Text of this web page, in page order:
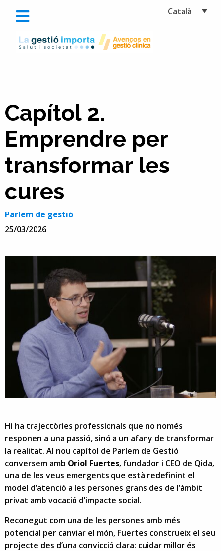
Català
Capítol 2.
Emprendre per
transformar les
cures
Parlem de gestió
25/03/2026
Hi ha trajectòries professionals que no només
responen a una passió, sinó a un afany de transformar
la realitat. Al nou capítol de Parlem de Gestió
conversem amb Oriol Fuertes, fundador i CEO de Qida,
una de les veus emergents que està redefinint el
model d’atenció a les persones grans des de l’àmbit
privat amb vocació d’impacte social.
Reconegut com una de les persones amb més
potencial per canviar el món, Fuertes construeix el seu
projecte des d’una convicció clara: cuidar millor és